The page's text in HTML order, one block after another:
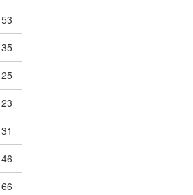
53
35
25
23
31
46
66